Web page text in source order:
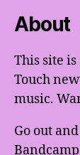
About
This site is
Touch
music.
Go out